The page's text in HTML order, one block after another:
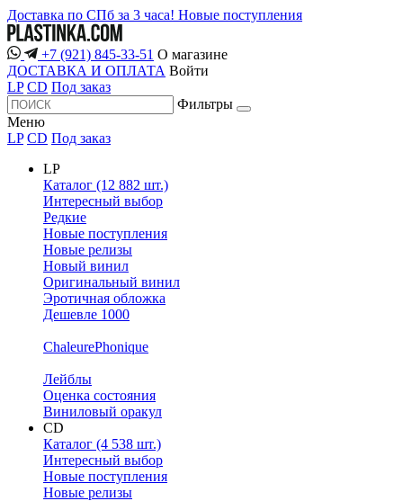
Доставка по СПб за 3 часа! Новые поступления
+7 (921) 845-33-51 О магазине
ДОСТАВКА И ОПЛАТА Войти
LP CD Под заказ
Фильтры
Меню
LP CD Под заказ
LP
Каталог (12 882 шт.)
Интересный выбор
Редкие
Новые поступления
Новые релизы
Новый винил
Оригинальный винил
Эротичная обложка
Дешевле 1000
ChaleurePhonique
Лейблы
Оценка состояния
Виниловый оракул
CD
Каталог (4 538 шт.)
Интересный выбор
Новые поступления
Новые релизы